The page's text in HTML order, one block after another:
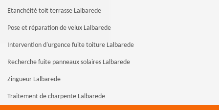
Etanchéité toit terrasse Lalbarede
Pose et réparation de velux Lalbarede
Intervention d'urgence fuite toiture Lalbarede
Recherche fuite panneaux solaires Lalbarede
Zingueur Lalbarede
Traitement de charpente Lalbarede